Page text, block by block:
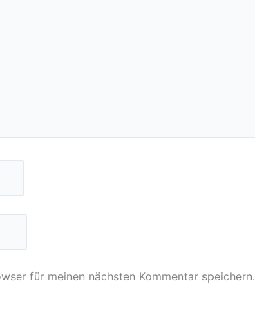
für meinen nächsten Kommentar speichern.